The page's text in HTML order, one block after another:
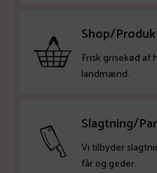
Shop/
Frisk grisekød af
landmænd.
Slagtning/
Vi tilbyder
får og geder.